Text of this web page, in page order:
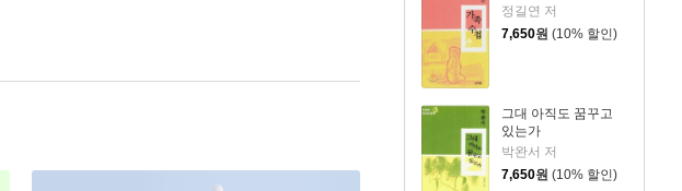
정길연 저
7,650원 (10% 할인)
그대 아직도 꿈꾸고
있는가
박완서 저
7,650원 (10% 할인)